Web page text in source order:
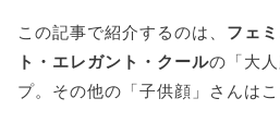
この記事で紹介するのは、 フェ
ト・エレガント・クールの「大
プ。その他の「子供顔」さんは